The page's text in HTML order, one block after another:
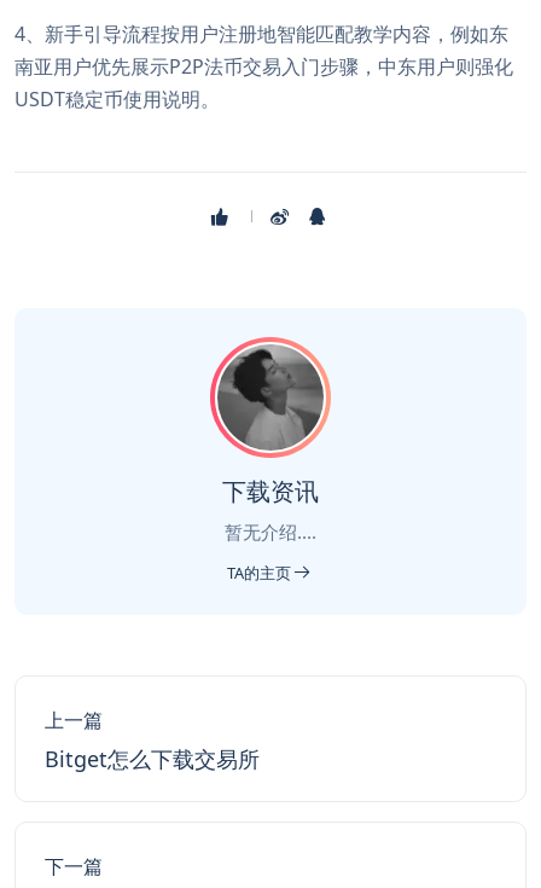
4、新手引导流程按用户注册地智能匹配教学内容，例如东
南亚用户优先展示P2P法币交易入门步骤，中东用户则强化
USDT稳定币使用说明。
下载资讯
暂无介绍....
TA的主页
上一篇
Bitget怎么下载交易所
下一篇